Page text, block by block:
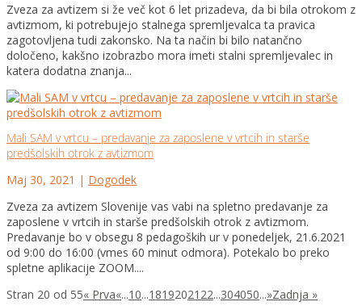
Zveza za avtizem si že več kot 6 let prizadeva, da bi bila otrokom z
avtizmom, ki potrebujejo stalnega spremljevalca ta pravica
zagotovljena tudi zakonsko. Na ta način bi bilo natančno
določeno, kakšno izobrazbo mora imeti stalni spremljevalec in
katera dodatna znanja...
Mali SAM v vrtcu – predavanje za zaposlene v vrtcih in starše
predšolskih otrok z avtizmom
Maj 30, 2021 | Dogodek
Zveza za avtizem Slovenije vas vabi na spletno predavanje za
zaposlene v vrtcih in starše predšolskih otrok z avtizmom.
Predavanje bo v obsegu 8 pedagoških ur v ponedeljek, 21.6.2021
od 9:00 do 16:00 (vmes 60 minut odmora). Potekalo bo preko
spletne aplikacije ZOOM....
Stran 20 od 55« Prva«...10...18192021 22...304050...»Zadnja »